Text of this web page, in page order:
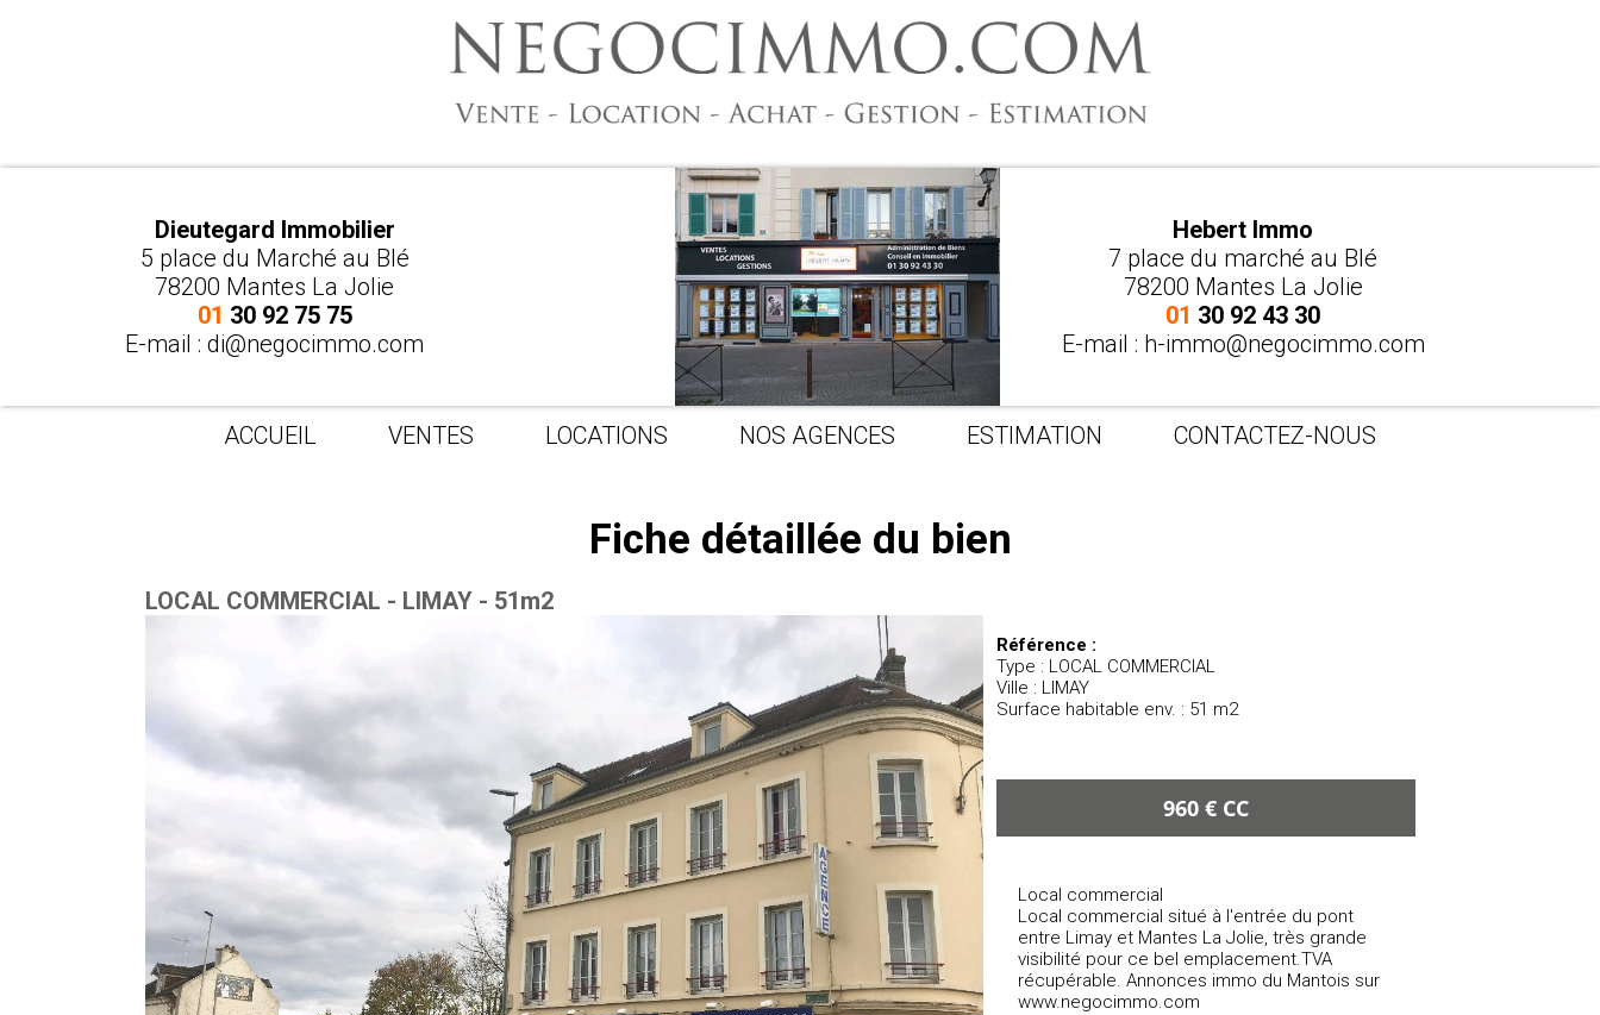
Dieutegard Immobilier
5 place du Marché au Blé
78200 Mantes La Jolie
01 30 92 75 75
E-mail :di@negocimmo.com
Hebert Immo
7 place du marché au Blé
78200 Mantes La Jolie
01 30 92 43 30
E-mail : h-immo@negocimmo.com
ACCUEIL VENTES LOCATIONS NOS AGENCES ESTIMATION CONTACTEZ-NOUS
Fiche détaillée du bien
LOCAL COMMERCIAL - LIMAY - 51m2
Référence :
Type : LOCAL COMMERCIAL
Ville : LIMAY
Surface habitable env. : 51 m2
960 € CC
Local commercial
Local commercial situé à l'entrée du pont
entre Limay et Mantes La Jolie, très grande
visibilité pour ce bel emplacement.TVA
récupérable. Annonces immo du Mantois sur
www.negocimmo.com